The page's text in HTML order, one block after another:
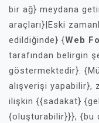
bir ağ} meydana
araçları}|Eski
edildiğinde} {Web
tarafından belirgin
göstermektedir}.
alışverişi yapabilir},
ilişkin {{sadakat}
{oluşturabilir}}}, {bu